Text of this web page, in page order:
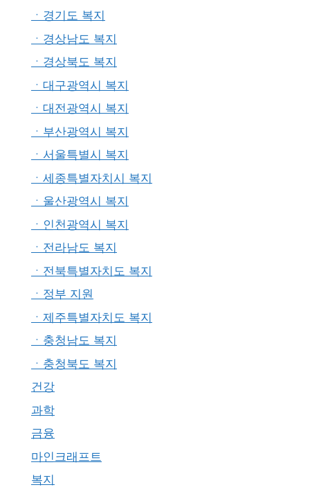
ㆍ경기도 복지
ㆍ경상남도 복지
ㆍ경상북도 복지
ㆍ대구광역시 복지
ㆍ대전광역시 복지
ㆍ부산광역시 복지
ㆍ서울특별시 복지
ㆍ세종특별자치시 복지
ㆍ울산광역시 복지
ㆍ인천광역시 복지
ㆍ전라남도 복지
ㆍ전북특별자치도 복지
ㆍ정부 지원
ㆍ제주특별자치도 복지
ㆍ충청남도 복지
ㆍ충청북도 복지
건강
과학
금융
마인크래프트
복지